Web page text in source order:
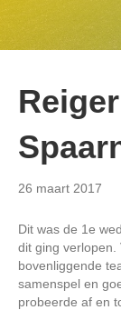
26 maart 2017
Dit was de 1e
dit ging verlopen.
bovenliggende
samenspel en
probeerde af en